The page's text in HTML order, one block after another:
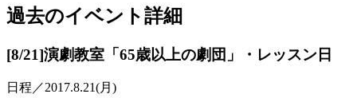
過去のイベント詳細
[8/21]演劇教室「65歳以上の劇団」・レッスン日
日程／2017.8.21(月)